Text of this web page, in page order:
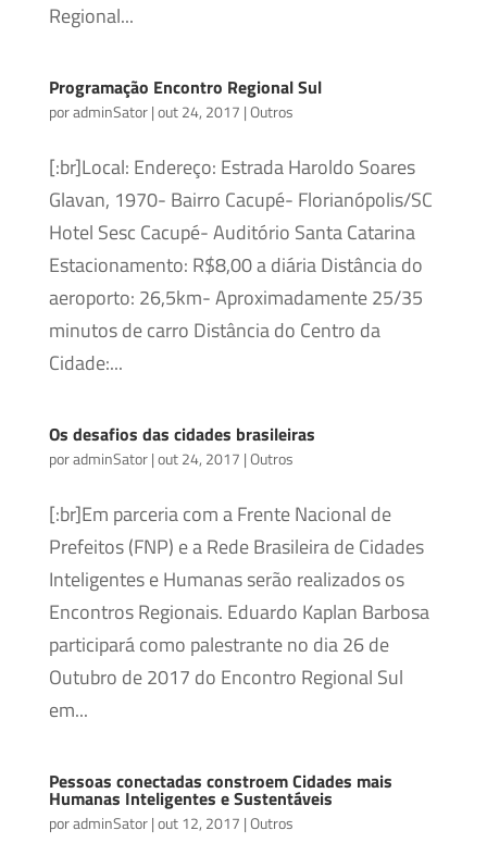
Regional...
Programação Encontro Regional Sul
poradminSator|out 24, 2017 |Outros
[:br]Local: Endereço: Estrada Haroldo Soares
Glavan, 1970- Bairro Cacupé- Florianópolis/SC
Hotel Sesc Cacupé- Auditório Santa Catarina
Estacionamento: R$8,00 a diária Distância do
aeroporto: 26,5km- Aproximadamente 25/35
minutos de carro Distância do Centro da
Cidade:...
Os desafios das cidades brasileiras
poradminSator|out 24, 2017 |Outros
[:br]Em parceria com a Frente Nacional de
Prefeitos (FNP) e a Rede Brasileira de Cidades
Inteligentes e Humanas serão realizados os
Encontros Regionais. Eduardo Kaplan Barbosa
participará como palestrante no dia 26 de
Outubro de 2017 do Encontro Regional Sul
em...
Pessoas conectadas constroem Cidades mais
Humanas Inteligentes e Sustentáveis
poradminSator|out 12, 2017 |Outros